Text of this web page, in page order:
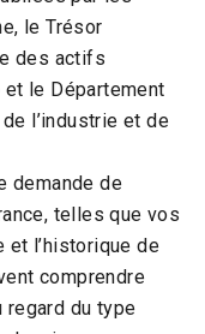
le Trésor
des actifs
et le Département
l’industrie et de
demande de
telles que vos
et l’historique de
comprendre
du type